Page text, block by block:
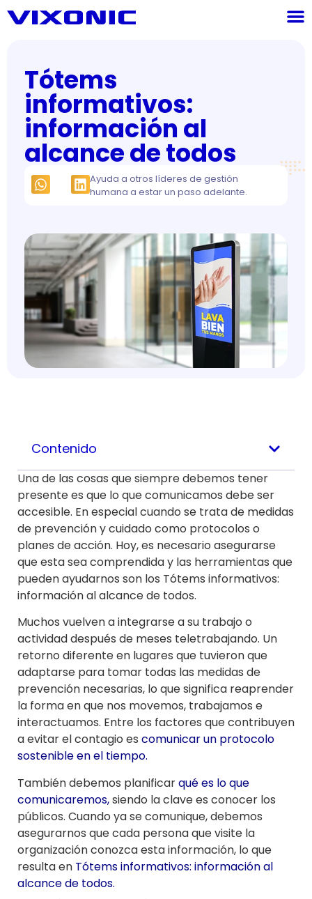
Tótems
informativos:
información al
alcance de todos
Ayuda a otros líderes de gestión
humana a estar un paso adelante.
Contenido
Una de las cosas que siempre debemos tener
presente es que lo que comunicamos debe ser
accesible. En especial cuando se trata de medidas
de prevención y cuidado como protocolos o
planes de acción. Hoy, es necesario asegurarse
que esta sea comprendida y las herramientas que
pueden ayudarnos son los Tótems informativos:
información al alcance de todos.
Muchos vuelven a integrarse a su trabajo o
actividad después de meses teletrabajando. Un
retorno diferente en lugares que tuvieron que
adaptarse para tomar todas las medidas de
prevención necesarias, lo que significa reaprender
la forma en que nos movemos, trabajamos e
interactuamos. Entre los factores que contribuyen
a evitar el contagio es comunicar un protocolo
sostenible en el tiempo.
También debemos planificarqué es lo que
comunicaremos,siendo la clave es conocer los
públicos. Cuando ya se comunique, debemos
asegurarnos que cada persona que visite la
organización conozca esta información, lo que
resulta en Tótems informativos: información al
alcance de todos.